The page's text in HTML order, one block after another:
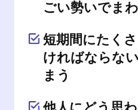
ごい勢いでま
短期間にたく
ければならな
まう